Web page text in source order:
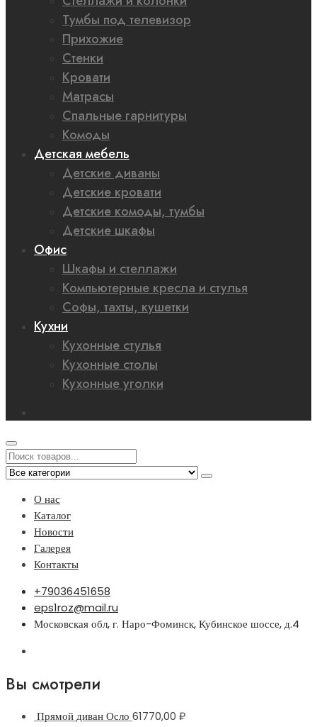
Тумбы под телевизор
Прихожие
Стенки
Кровати
Матрасы
Спальные гарнитуры
Комоды
Детская мебель
Детские диваны
Детские кровати
Детские комоды, тумбы
Детские шкафы
Офис
Шкафы и стеллажи
Компьютерные кресла и стулья
Софы, тахты, кушетки
Кухни
Кухонные стулья
Кухонные столы
Кухонные уголки
О нас
Каталог
Новости
Галерея
Контакты
+79036451658
eps1roz@mail.ru
Московская обл, г. Наро-Фоминск, Кубинское шоссе, д.4
Вы смотрели
Прямой диван Осло 61770,00 ₽